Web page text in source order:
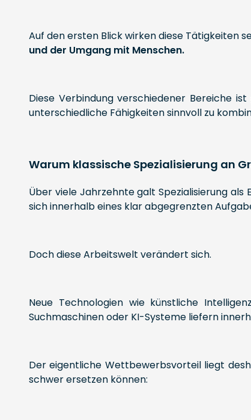
Auf den ersten Blick wirken diese Tätigkeiten
und der Umgang mit Menschen.
Diese Verbindung verschiedener Bereiche
unterschiedliche Fähigkeiten sinnvoll zu
Warum klassische Spezialisierung an
Über viele Jahrzehnte galt Spezialisierung
sich innerhalb eines klar abgegrenzten
Doch diese Arbeitswelt verändert sich.
Neue Technologien wie künstliche
Suchmaschinen oder KI-Systeme liefern
Der eigentliche Wettbewerbsvorteil liegt
schwer ersetzen können: